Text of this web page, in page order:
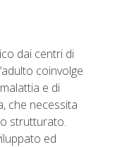
dai centri di
coinvolge
e di
che necessita
strutturato.
ed